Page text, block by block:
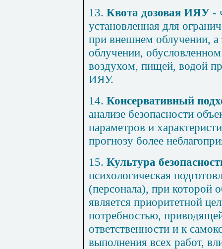
13. Квота дозовая ИЯУ -
установленная для
при внешнем облучении,
облучении,
воздухом, пищей, водой
ИЯУ.
14. Консервативный
анализе безопасности
параметров и
прогнозу более
15. Культура
психологическая
(персонала), при которой
является приоритетной
потребностью,
ответственности и к
выполнения всех работ,